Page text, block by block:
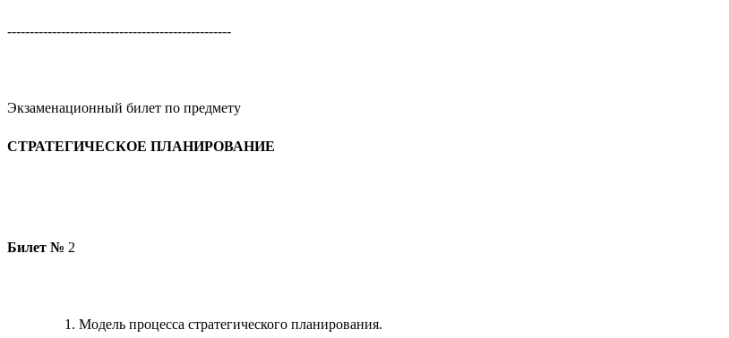
--------------------------------------------------
Экзаменационный билет по предмету
СТРАТЕГИЧЕСКОЕ ПЛАНИРОВАНИЕ
Билет № 2
Модель процесса стратегического планирования.